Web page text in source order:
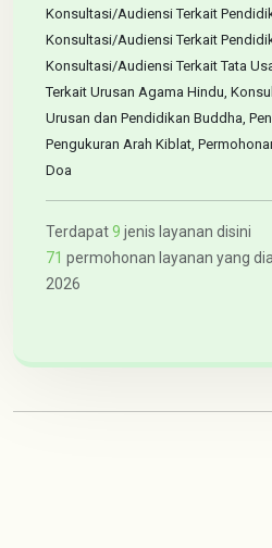
Konsultasi/Audiensi Terkait
Konsultasi/Audiensi Terkait
Konsultasi/Audiensi Terkait Tata
Terkait Urusan Agama Hindu,
Urusan dan Pendidikan Buddha,
Pengukuran Arah Kiblat,
Doa
Terdapat9 jenis layanan disini
71 permohonan layanan yang
2026